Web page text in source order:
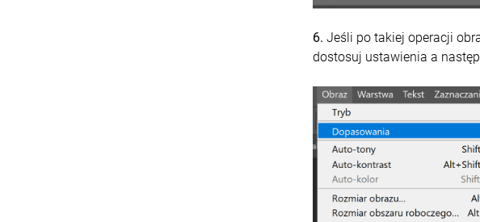
6. Jeśli po takiej operacji
dostosuj ustawienia a